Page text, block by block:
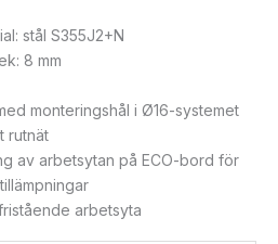
stål S355J2+N
8 mm
monteringshål i Ø16-systemet
rutnät
av arbetsytan på ECO-bord för
arbetsyta